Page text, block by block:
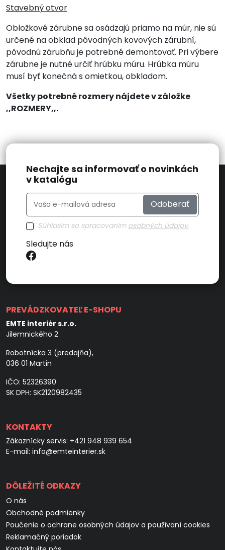
Stavebný otvor
Obložkové zárubne sa osádzajú priamo na múr, nie sú
určené na obklad pôvodných kovových zárubní,
pôvodnú zárubňu je potrebné demontovať. Pri výbere
zárubne je nutné určiť hrúbku múru. Hrúbka múru
musí byť konečná s omietkou, obkladom.
Všetky potrebné rozmery nájdete v záložke
,,ROZMERY,,.
Nechajte sa informovať o novinkách
v katalógu
Odoberať
Súhlasím so spracovaním osobných údajov.
Sledujte nás
PREVÁDZKOVATEĽ E-SHOPU
EMTE interiér s.r.o.
Jilemnického 2
Robotnícka 3 (predajňa),
036 01 Martin
IČO: 52326390
SK DPH: SK2120982435
KONTAKTY
Zákaznícky servis: +421 948 939 654
E-mail: info@emteinterier.sk
DÔLEŽITÉ ODKAZY
O nás
Obchodné podmienky
Poučenie o ochrane osobných údajov a používaní cookies
Reklamačný poriadok